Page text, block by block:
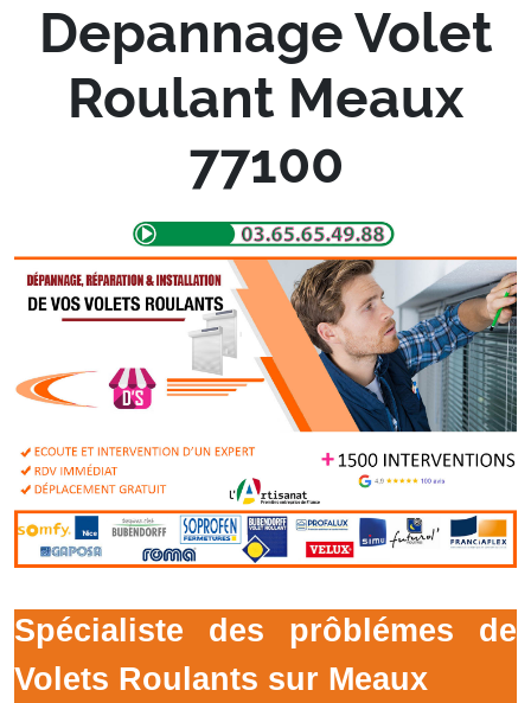
Depannage Volet
Roulant Meaux
77100
Spécialiste des prôblémes de
Volets Roulants sur Meaux